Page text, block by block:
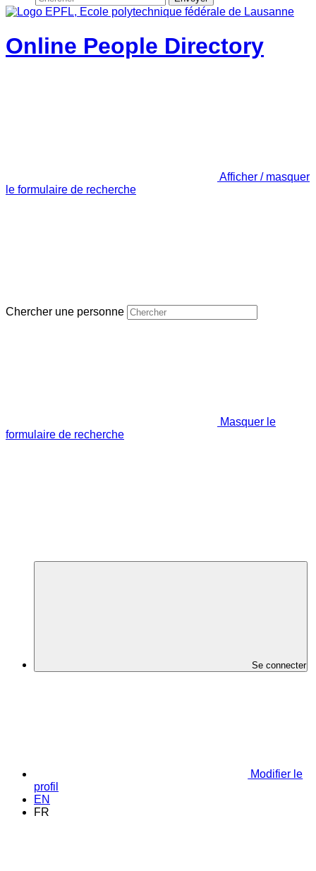
Online People Directory
Afficher / masquer
le formulaire de recherche
Chercher une personne
Masquer le
formulaire de recherche
Se connecter
Modifier le
profil
EN
FR